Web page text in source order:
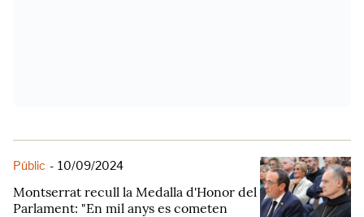
Públic - 10/09/2024
Montserrat recull la Medalla d'Honor del
Parlament: "En mil anys es cometen